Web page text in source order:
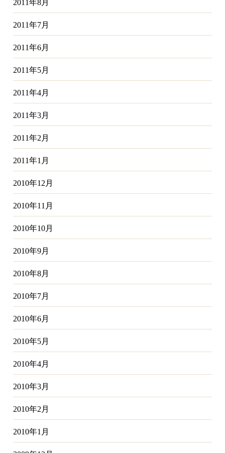
2011年8月
2011年7月
2011年6月
2011年5月
2011年4月
2011年3月
2011年2月
2011年1月
2010年12月
2010年11月
2010年10月
2010年9月
2010年8月
2010年7月
2010年6月
2010年5月
2010年4月
2010年3月
2010年2月
2010年1月